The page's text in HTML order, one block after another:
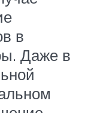
в
Даже в